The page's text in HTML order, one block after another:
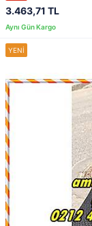
3.463,71 TL